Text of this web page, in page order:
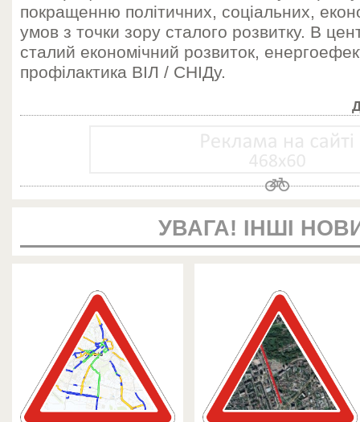
покращенню політичних, соціальних,
умов з точки зору сталого розвитку. В
сталий економічний розвиток,
профілактика ВІЛ / СНІДу.
УВАГА! ІНШІ